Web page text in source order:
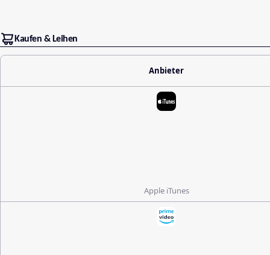
Kaufen & Leihen
Anbieter
Apple iTunes